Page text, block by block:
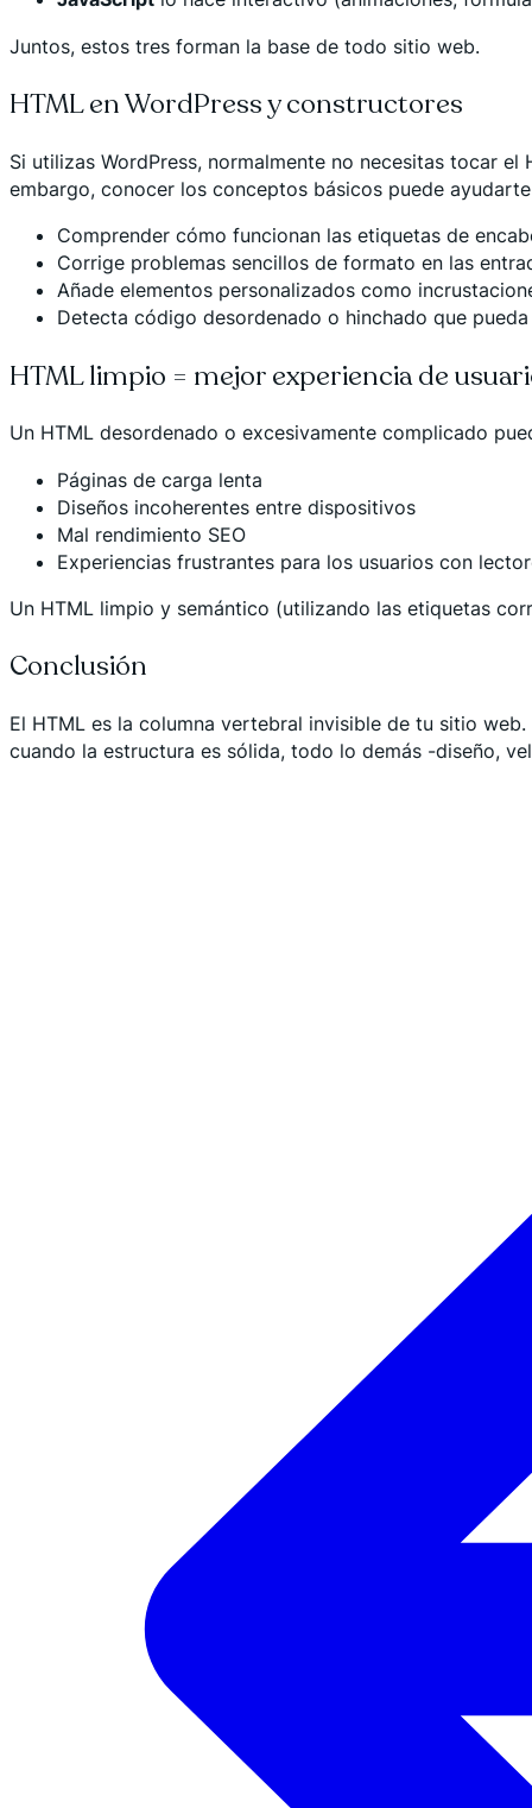
Juntos, estos tres forman la base de todo sitio web.
HTML en WordPress y constructores
Si utilizas WordPress, normalmente no necesitas tocar
embargo, conocer los conceptos básicos puede
Comprender cómo funcionan las etiquetas de
Corrige problemas sencillos de formato en las
Añade elementos personalizados como
Detecta código desordenado o hinchado que
HTML limpio = mejor experiencia de
Un HTML desordenado o excesivamente complicado
Páginas de carga lenta
Diseños incoherentes entre dispositivos
Mal rendimiento SEO
Experiencias frustrantes para los usuarios con
Un HTML limpio y semántico (utilizando las etiquetas
Conclusión
El HTML es la columna vertebral invisible de tu sitio
cuando la estructura es sólida, todo lo demás -diseño,